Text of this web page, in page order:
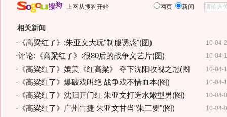
上网从搜狗开始 网页 新闻
相关新闻
10-04-
· 《高粱红了》:朱亚文大玩"制服诱惑"(图)
10-04-
·评论:《高粱红了》:很80后的战争文艺片(图)
10-04-
· 《高粱红了》媲美《红高粱》 夺下沈阳收视之冠(图
10-04-
· 《高粱红了》爆破戏叫绝 战争戏不惜血本(图)
10-04-
· 《高粱红了》沈阳开门红 朱亚文打造水嫩型男(图)
10-04-
· 《高粱红了》广州告捷 朱亚文甘当"朱三要"(图)